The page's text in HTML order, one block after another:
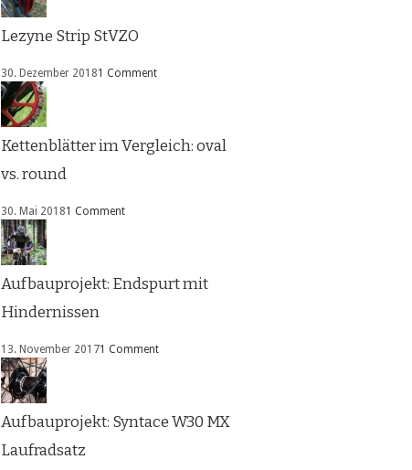
Lezyne Strip StVZO
30. Dezember 20181 Comment
Kettenblätter im Vergleich: oval
vs. round
30. Mai 20181 Comment
Aufbauprojekt: Endspurt mit
Hindernissen
13. November 20171 Comment
Aufbauprojekt: Syntace W30 MX
Laufradsatz